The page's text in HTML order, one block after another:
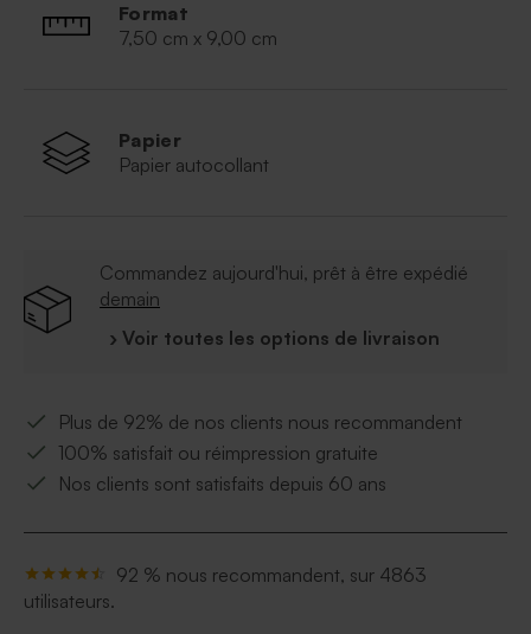
Format
7,50 cm x 9,00 cm
Papier
Papier autocollant
Commandez aujourd'hui, prêt à être expédié
demain
› Voir toutes les options de livraison
Plus de 92% de nos clients nous recommandent
100% satisfait ou réimpression gratuite
Nos clients sont satisfaits depuis 60 ans
92 % nous recommandent, sur 4863
utilisateurs.